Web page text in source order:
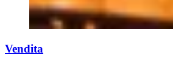
Vendita